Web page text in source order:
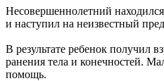
Несовершеннолетний
и наступил на неизвестный
В результате ребенок получил
ранения тела и конечностей.
помощь.